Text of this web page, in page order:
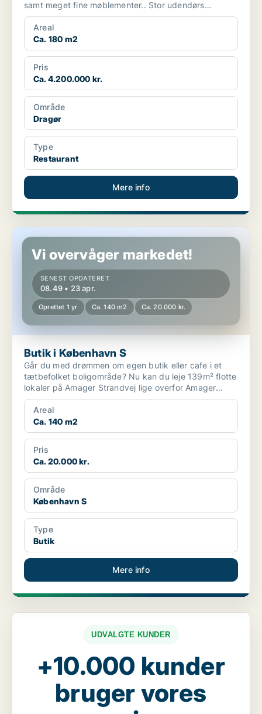
samt meget fine møblementer.. Stor udendørs
servering, privat...
Areal
Ca. 180 m2
Pris
Ca. 4.200.000 kr.
Område
Dragør
Type
Restaurant
Mere info
Butik i København S
Vi overvåger markedet!
SENEST OPDATERET
08.49 • 23 apr.
Oprettet 1 yr Ca. 140 m2 Ca. 20.000 kr.
Butik i København S
Går du med drømmen om egen butik eller cafe i et
tætbefolket boligområde? Nu kan du leje 139m² flotte
lokaler på Amager Strandvej lige overfor Amager
Stran...
Areal
Ca. 140 m2
Pris
Ca. 20.000 kr.
Område
København S
Type
Butik
Mere info
UDVALGTE KUNDER
+10.000 kunder
bruger vores